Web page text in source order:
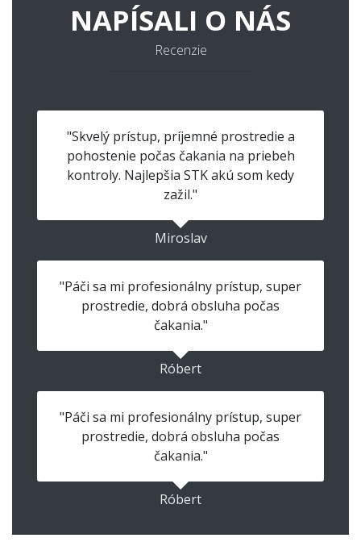
NAPÍSALI O NÁS
Recenzie
"Skvelý prístup, príjemné prostredie a
pohostenie počas čakania na priebeh
kontroly. Najlepšia STK akú som kedy
zažil."
Miroslav
"Páči sa mi profesionálny prístup, super
prostredie, dobrá obsluha počas
čakania."
Róbert
"Páči sa mi profesionálny prístup, super
prostredie, dobrá obsluha počas
čakania."
Róbert